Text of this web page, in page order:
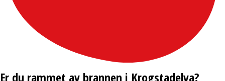
Er du rammet av brannen i Krogstadelva?